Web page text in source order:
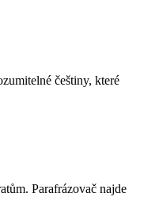
češtiny, které
Parafrázovač najde